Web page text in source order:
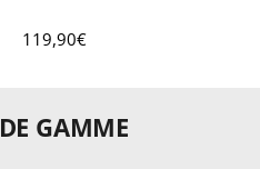
119,90€
GAMME